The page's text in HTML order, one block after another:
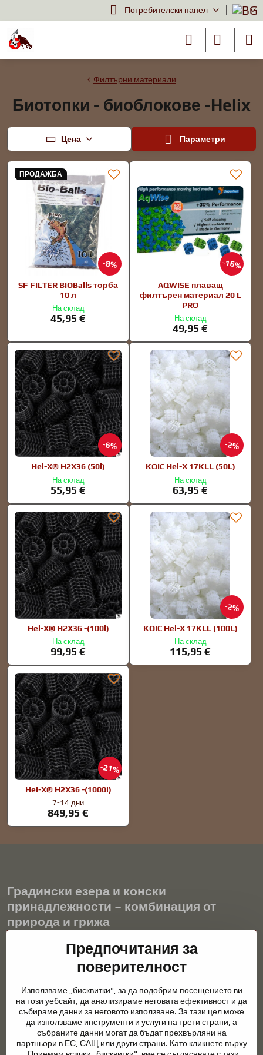
Потребителски панел
Филтърни материали
Биотопки - биоблокове -Helix
Цена Параметри
8%
ПРОДАЖБА
SF FILTER BIOBalls торба
10 л
На склад
45,95 €
16%
AQWISE плаващ
филтърен материал 20 L
PRO
На склад
49,95 €
6%
Hel-X® H2X36 (50l)
На склад
55,95 €
2%
KOIC Hel-X 17KLL (50L)
На склад
63,95 €
Hel-X® H2X36 -(100l)
На склад
99,95 €
2%
KOIC Hel-X 17KLL (100L)
На склад
115,95 €
21%
Hel-X® H2X36 -(1000l)
7-14 дни
849,95 €
Градински езера и конски
принадлежности – комбинация от
природа и грижа
Градинските езера са красиво допълнение към всеки екстериор
и създават хармонична среда за релаксация и живот на водните
животни. Правилната технология, филтрацията и редовната
през цялата година. Също толкова важна е грижата за
животните, които са част от нашия живот.
Конете се нуждаят от висококачествени конски принадлежности,
правилно хранене и отговорни грижи, за да бъдат здрави, силни
и доволни. Независимо дали става въпрос за екипировка за
Предпочитания за
поверителност
Използваме „бисквитки", за да подобрим посещението ви
на този уебсайт, да анализираме неговата ефективност и да
събираме данни за неговото използване. За тази цел може
да използваме инструменти и услуги на трети страни, а
събраните данни могат да бъдат прехвърляни на
партньори в ЕС, САЩ или други страни. Като кликнете върху